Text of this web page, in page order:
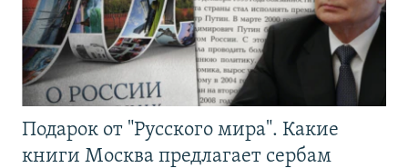
Подарок от "Русского мира". Какие
книги Москва предлагает сербам